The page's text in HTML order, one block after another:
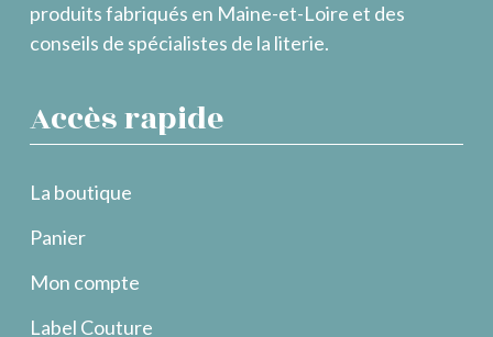
produits fabriqués en Maine-et-Loire et des
conseils de spécialistes de la literie.
Accès rapide
La boutique
Panier
Mon compte
Label Couture